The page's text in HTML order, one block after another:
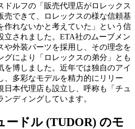
ドルフの「販売代理店がロレックス
売できて、ロレックスの様な信頼基
作れないかと考えていた」という信
立されました。ETA社のムーブメン
や外装パーツを採用し、その理念を
グにより「ロレックスの弟分」とも
を博しました。近年では独自のアイ
、多彩なモデルを精力的にリリー
日本代理店も設立し、呼称も「チュ
ディングしています。
ードル (TUDOR) のモ